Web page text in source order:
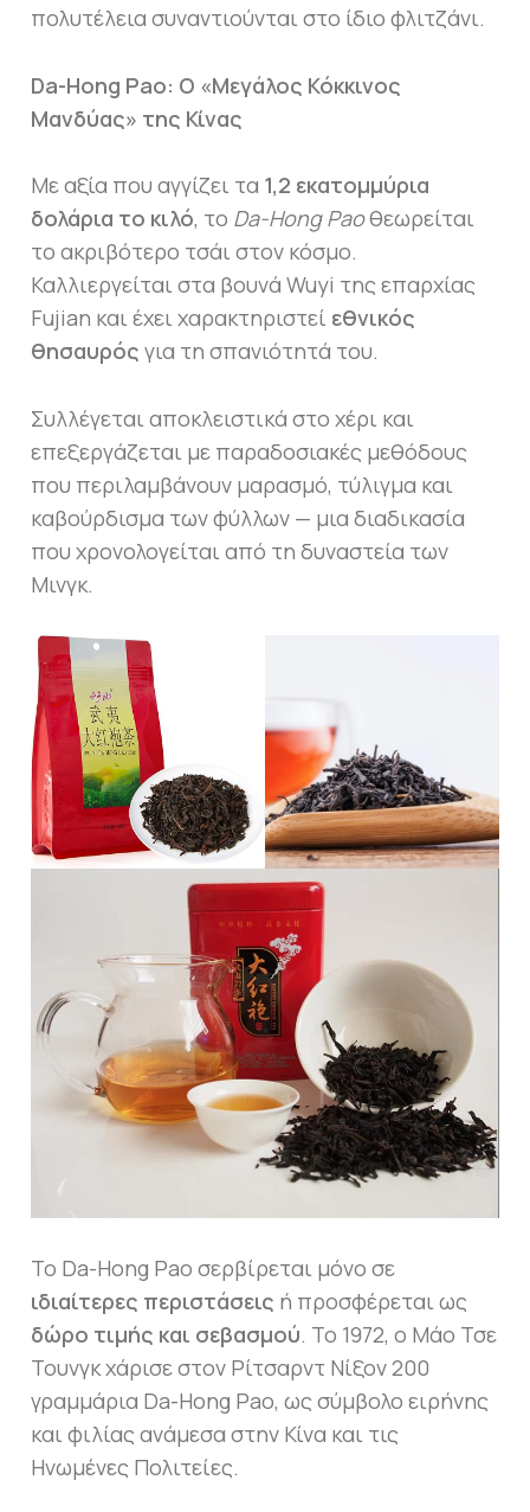
πολυτέλεια συναντιούνται στο ίδιο φλιτζάνι.
Da-Hong Pao: Ο «Μεγάλος Κόκκινος
Μανδύας» της Κίνας
Με αξία που αγγίζει τα 1,2 εκατομμύρια
δολάρια το κιλό, το Da-Hong Paoθεωρείται
το ακριβότερο τσάι στον κόσμο.
Καλλιεργείται στα βουνά Wuyi της επαρχίας
Fujian και έχει χαρακτηριστεί εθνικός
θησαυρός για τη σπανιότητά του.
Συλλέγεται αποκλειστικά στο χέρι και
επεξεργάζεται με παραδοσιακές μεθόδους
που περιλαμβάνουν μαρασμό, τύλιγμα και
καβούρδισμα των φύλλων — μια διαδικασία
που χρονολογείται από τη δυναστεία των
Μινγκ.
Το Da-Hong Pao σερβίρεται μόνο σε
ιδιαίτερες περιστάσεις ή προσφέρεται ως
δώρο τιμής και σεβασμού. Το 1972, ο Μάο Τσε
Τουνγκ χάρισε στον Ρίτσαρντ Νίξον 200
γραμμάρια Da-Hong Pao, ως σύμβολο ειρήνης
και φιλίας ανάμεσα στην Κίνα και τις
Ηνωμένες Πολιτείες.